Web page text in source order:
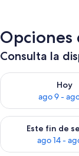
Opciones
Consulta la
Hoy
ago 9 -
Consulta la
Este fin de
ago 14 -
Consulta la